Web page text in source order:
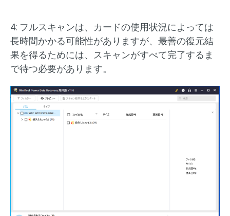
4: フルスキャンは、カードの使用状況によっては
長時間かかる可能性がありますが、最善の復元結
果を得るためには、スキャンがすべて完了するま
で待つ必要があります。